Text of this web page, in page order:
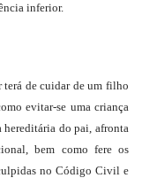
inferior.
terá de cuidar de um filho
evitar-se uma criança
hereditária do pai, afronta
bem como fere os
no Código Civil e